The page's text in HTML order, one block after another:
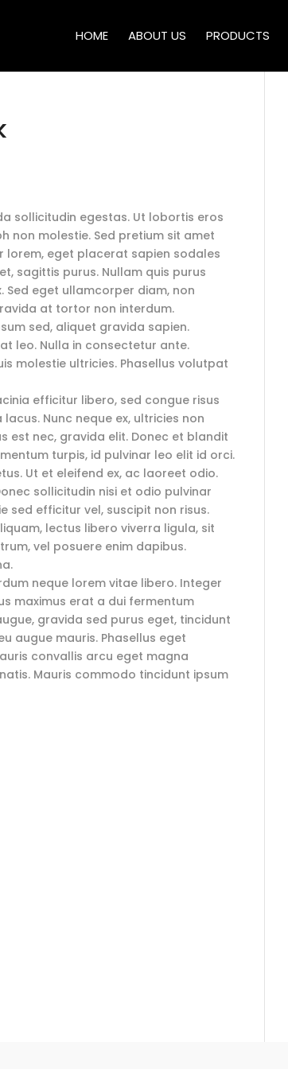
HOME ABOUT US PRODUCTS
sollicitudin egestas. Ut lobortis eros
non molestie. Sed pretium sit amet
lorem, eget placerat sapien sodales
sagittis purus. Nullam quis purus
Sed eget ullamcorper diam, non
at tortor non interdum.
sed, aliquet gravida sapien.
leo. Nulla in consectetur ante.
molestie ultricies. Phasellus volutpat
efficitur libero, sed congue risus
Nunc neque ex, ultricies non
est nec, gravida elit. Donec et blandit
turpis, id pulvinar leo elit id orci.
Ut et eleifend ex, ac laoreet odio.
sollicitudin nisi et odio pulvinar
sed efficitur vel, suscipit non risus.
lectus libero viverra ligula, sit
vel posuere enim dapibus.
neque lorem vitae libero. Integer
maximus erat a dui fermentum
gravida sed purus eget, tincidunt
augue mauris. Phasellus eget
convallis arcu eget magna
Mauris commodo tincidunt ipsum